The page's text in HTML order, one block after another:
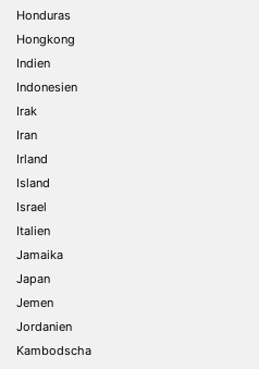
Honduras
Hongkong
Indien
Indonesien
Irak
Iran
Irland
Island
Israel
Italien
Jamaika
Japan
Jemen
Jordanien
Kambodscha